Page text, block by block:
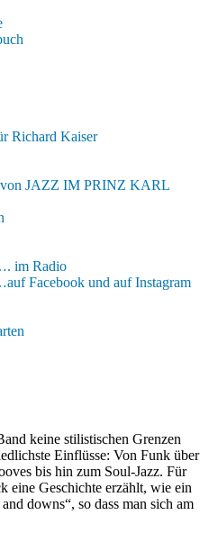
Richard Kaiser
von JAZZ IM PRINZ KARL
im Radio
Facebook und auf Instagram
keine stilistischen Grenzen
Einflüsse: Von Funk über
bis hin zum Soul-Jazz. Für
eine Geschichte erzählt, wie ein
downs“, so dass man sich am